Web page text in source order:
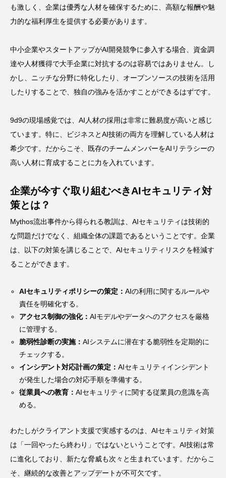
も激しく、企業は優秀な人材を確保するために、高額な報酬や魅
力的な福利厚生を提供する必要があります。
中小企業やスタートアップがAI開発競争に参入する場合、資金調
達や人材獲得で大手企業に対抗するのは容易ではありません。し
かし、ニッチな分野に特化したり、オープンソースの技術を活用
したりすることで、独自の強みを活かすことができるはずです。
9d9の現場感覚では、AI人材の採用は非常に難易度が高いと感じ
ています。特に、ビジネスとAI技術の両方を理解している人材は
希少です。だからこそ、既存のチームメンバーをAIリテラシーの
高い人材に育成することに力を入れています。
企業が今すぐ取り組むべきAIセキュリティ対
策とは？
Mythos流出事件から得られる教訓は、AIセキュリティは技術的
な問題だけでなく、組織全体の課題であるということです。企業
は、以下の対策を講じることで、AIセキュリティリスクを軽減す
ることができます。
AIセキュリティポリシーの策定：AIの利用に関するルールや
責任を明確化する。
アクセス制御の強化：AIモデルやデータへのアクセスを厳格
に管理する。
脆弱性診断の実施：AIシステムに潜在する脆弱性を定期的に
チェックする。
インシデント対応計画の策定：AIセキュリティインシデント
が発生した場合の対応手順を準備する。
従業員への教育：AIセキュリティに関する従業員の意識を高
める。
わたしがクライアント支援で実感するのは、AIセキュリティ対策
は「一回やったら終わり」ではないということです。AI技術は常
に進化しており、新たな脅威も次々と生まれています。だからこ
そ、継続的な改善とアップデートが不可欠です。